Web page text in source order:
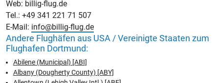
Web: billig-flug.de
Tel.: +49 341 221 71 507
E-Mail: info@billig-flug.de
Andere Flughäfen aus USA / Vereinigte Staaten zum
Flughafen Dortmund:
Abilene (Municipal) [ABI]
Albany (Dougherty County) [ABY]